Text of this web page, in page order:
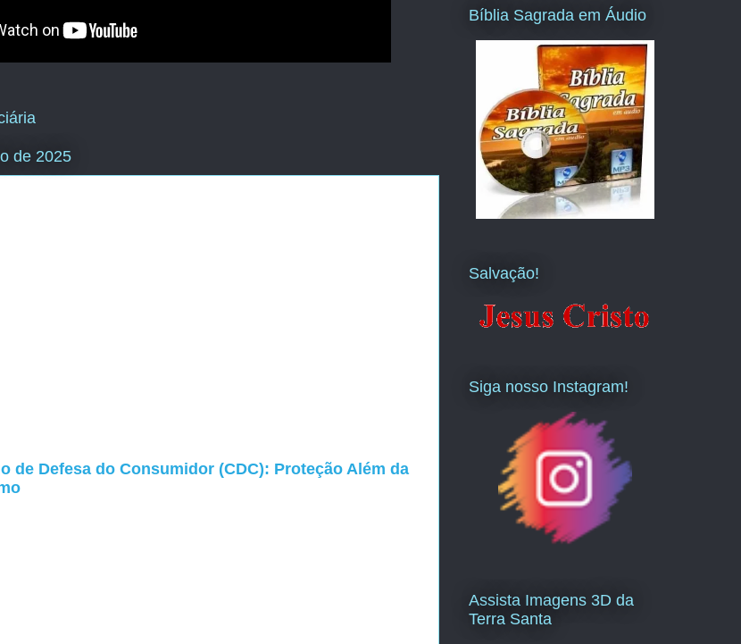
de 2025
de Defesa do Consumidor (CDC): Proteção Além da
Bíblia Sagrada em Áudio
Salvação!
Siga nosso Instagram!
Assista Imagens 3D da
Terra Santa